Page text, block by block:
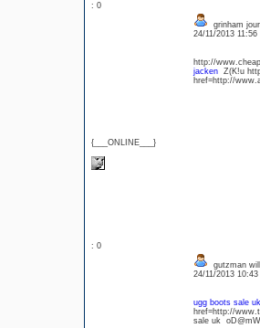
: 0
{___ONLINE___}
grinham
24/11/2013 11:56
http://
jackenZ(K!u
href=http://
: 0
gutzman
24/11/2013
ugg boots sale uk
href=http://
sale uk